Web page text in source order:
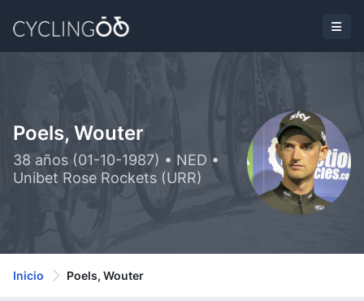
Poels, Wouter
38 años (01-10-1987) • NED •
Unibet Rose Rockets (URR)
Inicio Poels, Wouter